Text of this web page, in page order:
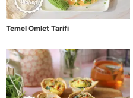
Temel Omlet Tarifi